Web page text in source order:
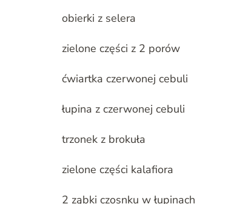
obierki z selera
zielone części z 2 porów
ćwiartka czerwonej cebuli
łupina z czerwonej cebuli
trzonek z brokuła
zielone części kalafiora
2 ząbki czosnku w łupinach